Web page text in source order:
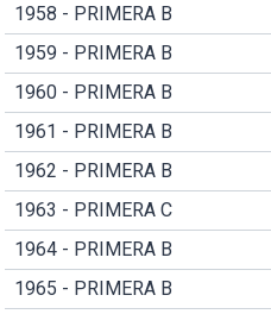
1958 - PRIMERA B
1959 - PRIMERA B
1960 - PRIMERA B
1961 - PRIMERA B
1962 - PRIMERA B
1963 - PRIMERA C
1964 - PRIMERA B
1965 - PRIMERA B